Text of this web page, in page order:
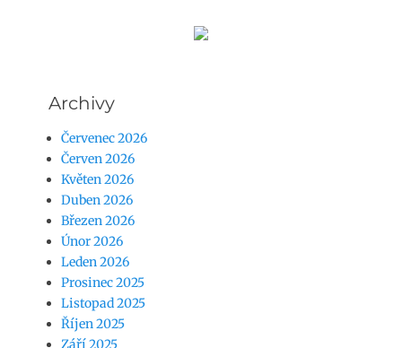
Archivy
Červenec 2026
Červen 2026
Květen 2026
Duben 2026
Březen 2026
Únor 2026
Leden 2026
Prosinec 2025
Listopad 2025
Říjen 2025
Září 2025